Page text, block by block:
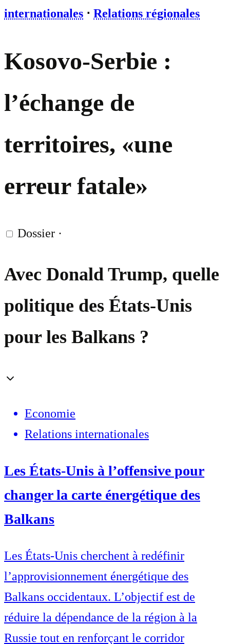
internationales ⋅ Relations régionales
Kosovo-Serbie :
l’échange de
territoires, «une
erreur fatale»
Dossier ·
Avec Donald Trump, quelle
politique des États-Unis
pour les Balkans ?
Economie
Relations internationales
Les États-Unis à l’offensive pour
changer la carte énergétique des
Balkans
Les États-Unis cherchent à redéfinir
l’approvisionnement énergétique des
Balkans occidentaux. L’objectif est de
réduire la dépendance de la région à la
Russie tout en renforçant le corridor